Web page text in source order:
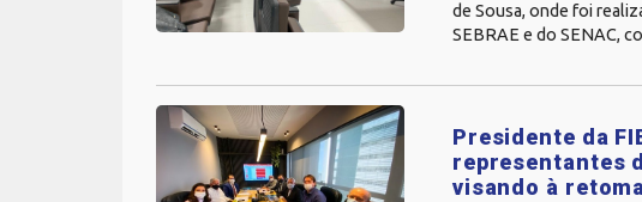
de Sousa, onde foi
SEBRAE e do SENAC,
Presidente da
representantes
visando à